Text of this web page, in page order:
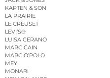
KAPTEN & SON
LA PRAIRIE
LE CREUSET
LEVI’S®
LUISA CERANO
MARC CAIN
MARC O’POLO
MEY
MONARI